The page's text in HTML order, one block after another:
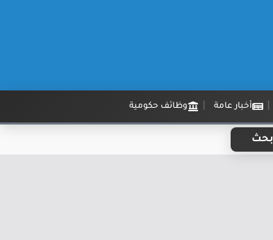
أخبار عامة وظائف حكومية
بحث